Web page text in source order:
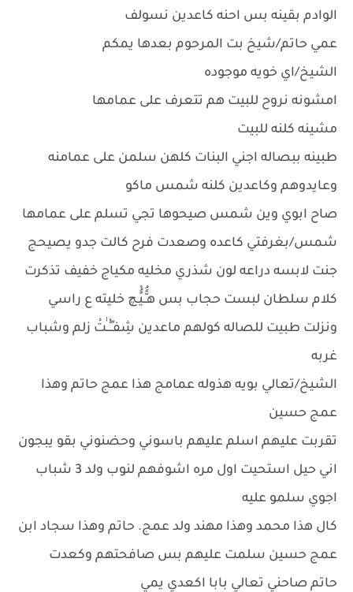
الوادم بقينه بس احنه كاعدين نسولف
عمي حاتم/شيخ بت المرحوم بعدها يمكم
الشيخ/اي خويه موجوده
امشونه نروح للبيت هم تتعرف على عمامها
مشينه كلنه للبيت
طبينه ببصاله اجني البنات كلهن سلمن على عمامنه
وعايدوهم وكاعدين كلنه شمس ماكو
صاح ابوي وين شمس صيحوها تجي تسلم على عمامها
شمس/بغرفتي كاعده وصعدت فرح كالت جدو يصيحج
جنت لابسه دراعه لون شذري مخليه مكياج خفيف تذكرت
كلام سلطان لبست حجاب بس هـًُّـيًُْـچ خليته ع راسي
ونزلت طبيت للصاله كولهم ماعدين شِفـٍـْْــٰٰتْ زلم وشباب
غربه
الشيخ/تعالي بويه هذوله عمامج هذا عمج حاتم وهذا
عمج حسين
تقربت عليهم اسلم عليهم باسوني وحضنوني بقو يبجون
اني حيل استحيت اول مره اشوفهم لنوب ولد 3 شباب
اجوي سلمو عليه
كال هذا محمد وهذا مهند ولد عمج. حاتم وهذا سجاد ابن
عمج حسين سلمت عليهم بس صافحتهم وكعدت
حاتم صاحني تعالي بابا اكعدي يمي